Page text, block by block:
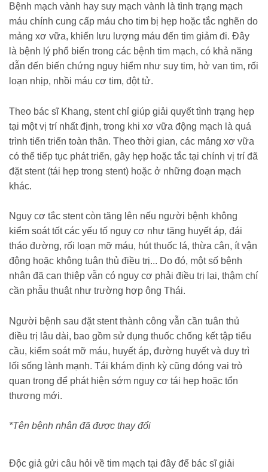
Bệnh mạch vành hay suy mạch vành là tình trạng mạch
máu chính cung cấp máu cho tim bị hẹp hoặc tắc nghẽn do
mảng xơ vữa, khiến lưu lượng máu đến tim giảm đi. Đây
là bệnh lý phổ biến trong các bệnh tim mạch, có khả năng
dẫn đến biến chứng nguy hiểm như suy tim, hở van tim, rối
loạn nhịp, nhồi máu cơ tim, đột tử.
Theo bác sĩ Khang, stent chỉ giúp giải quyết tình trạng hẹp
tại một vị trí nhất định, trong khi xơ vữa động mạch là quá
trình tiến triển toàn thân. Theo thời gian, các mảng xơ vữa
có thể tiếp tục phát triển, gây hẹp hoặc tắc tại chính vị trí đã
đặt stent (tái hẹp trong stent) hoặc ở những đoạn mạch
khác.
Nguy cơ tắc stent còn tăng lên nếu người bệnh không
kiểm soát tốt các yếu tố nguy cơ như tăng huyết áp, đái
tháo đường, rối loạn mỡ máu, hút thuốc lá, thừa cân, ít vận
động hoặc không tuân thủ điều trị... Do đó, một số bệnh
nhân đã can thiệp vẫn có nguy cơ phải điều trị lại, thậm chí
cần phẫu thuật như trường hợp ông Thái.
Người bệnh sau đặt stent thành công vẫn cần tuân thủ
điều trị lâu dài, bao gồm sử dụng thuốc chống kết tập tiểu
cầu, kiểm soát mỡ máu, huyết áp, đường huyết và duy trì
lối sống lành mạnh. Tái khám định kỳ cũng đóng vai trò
quan trọng để phát hiện sớm nguy cơ tái hẹp hoặc tổn
thương mới.
*Tên bệnh nhân đã được thay đổi
Độc giả gửi câu hỏi về tim mạch tại đây để bác sĩ giải